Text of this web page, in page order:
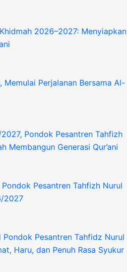
2026–2027: Menyiapkan
Perjalanan Bersama Al-
Pondok Pesantren Tahfizh
Membangun Generasi Qur’ani
Pesantren Tahfizh Nurul
2027
Pesantren Tahfidz Nurul
Haru, dan Penuh Rasa Syukur